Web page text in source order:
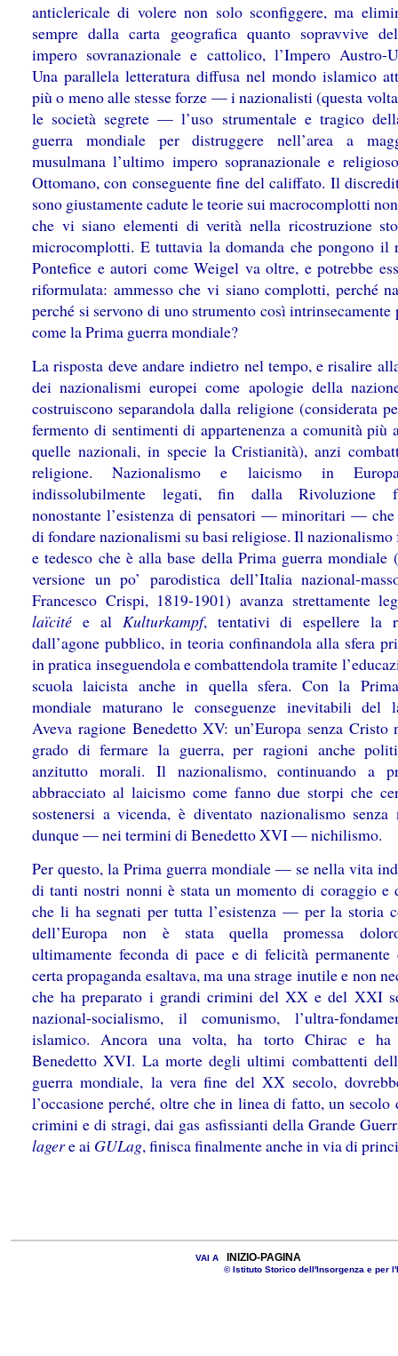
anticlericale di volere non solo sconfiggere, ma
sempre dalla carta geografica quanto sopravvive
impero sovranazionale e cattolico, l’Impero Austro-
Una parallela letteratura diffusa nel mondo islamico
più o meno alle stesse forze — i nazionalisti (questa
le società segrete — l’uso strumentale e tragico
guerra mondiale per distruggere nell’area a
musulmana l’ultimo impero sopranazionale e
Ottomano, con conseguente fine del califfato. Il
sono giustamente cadute le teorie sui macrocomplotti
che vi siano elementi di verità nella ricostruzione
microcomplotti. E tuttavia la domanda che pongono il
Pontefice e autori come Weigel va oltre, e potrebbe
riformulata: ammesso che vi siano complotti, perché
perché si servono di uno strumento così intrinsecamente
come la Prima guerra mondiale?
La risposta deve andare indietro nel tempo, e risalire
dei nazionalismi europei come apologie della
costruiscono separandola dalla religione (considerata
fermento di sentimenti di appartenenza a comunità più
quelle nazionali, in specie la Cristianità), anzi
religione. Nazionalismo e laicismo in
indissolubilmente legati, fin dalla Rivoluzione
nonostante l’esistenza di pensatori — minoritari — che
di fondare nazionalismi su basi religiose. Il nazionalismo
e tedesco che è alla base della Prima guerra mondiale
versione un po’ parodistica dell’Italia nazional-
Francesco Crispi, 1819-1901) avanza strettamente
laïcité e al Kulturkampf, tentativi di espellere la
dall’agone pubblico, in teoria confinandola alla sfera
in pratica inseguendola e combattendola tramite
scuola laicista anche in quella sfera. Con la
mondiale maturano le conseguenze inevitabili del
Aveva ragione Benedetto XV: un’Europa senza Cristo
grado di fermare la guerra, per ragioni anche
anzitutto morali. Il nazionalismo, continuando a
abbracciato al laicismo come fanno due storpi che
sostenersi a vicenda, è diventato nazionalismo senza
dunque — nei termini di Benedetto XVI — nichilismo.
Per questo, la Prima guerra mondiale — se nella vita
di tanti nostri nonni è stata un momento di coraggio e
che li ha segnati per tutta l’esistenza — per la storia
dell’Europa non è stata quella promessa
ultimamente feconda di pace e di felicità permanente
certa propaganda esaltava, ma una strage inutile e non
che ha preparato i grandi crimini del XX e del XXI
nazional-socialismo, il comunismo, l’ultra-
islamico. Ancora una volta, ha torto Chirac e ha
Benedetto XVI. La morte degli ultimi combattenti
guerra mondiale, la vera fine del XX secolo,
l’occasione perché, oltre che in linea di fatto, un secolo
crimini e di stragi, dai gas asfissianti della Grande
lagere ai GULag, finisca finalmente anche in via di
VAI A INIZIO-PAGINA
© Istituto Storico dell'Insorgenza e per